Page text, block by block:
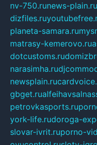
nv-750.runews-plain.ru
dizfiles.ru
planeta-samara.ru
matrasy-kemerovo.ru
dotcustoms.ru
narasimha.ru
newsplain.ru
gbget.ru
petrovkasports.ru
york-life.rudoroga-
slovar-ivrit.ruporno-